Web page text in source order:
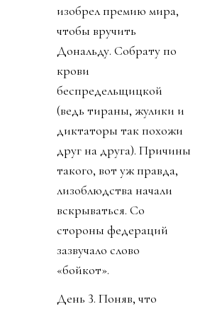
изобрел премию мира,
чтобы вручить
Дональду. Собрату по
крови
беспредельщицкой
(ведь тираны, жулики и
диктаторы так похожи
друг на друга). Причины
такого, вот уж правда,
лизоблюдства начали
вскрываться. Со
стороны федераций
зазвучало слово
«бойкот».
День 3. Поняв, что